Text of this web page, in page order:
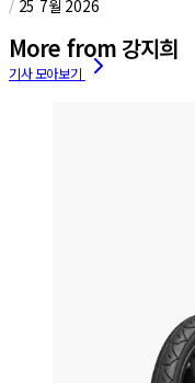
/ 25 7월 2026
More from 강지희